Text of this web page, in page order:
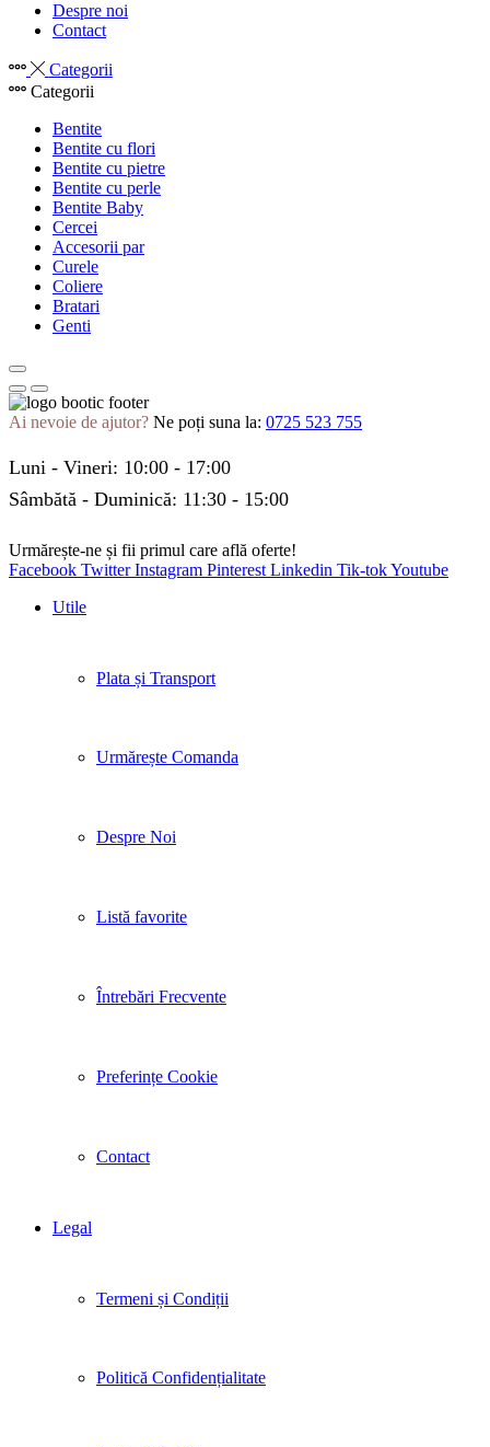
Despre noi
Contact
Categorii
Categorii
Bentite
Bentite cu flori
Bentite cu pietre
Bentite cu perle
Bentite Baby
Cercei
Accesorii par
Curele
Coliere
Bratari
Genti
Ai nevoie de ajutor? Ne poți suna la: 0725 523 755
Luni - Vineri: 10:00 - 17:00
Sâmbătă - Duminică: 11:30 - 15:00
Urmărește-ne și fii primul care află oferte!
Facebook Twitter Instagram Pinterest Linkedin Tik-tokYoutube
Utile
Plata și Transport
Urmărește Comanda
Despre Noi
Listă favorite
Întrebări Frecvente
Preferințe Cookie
Contact
Legal
Termeni și Condiții
Politică Confidențialitate